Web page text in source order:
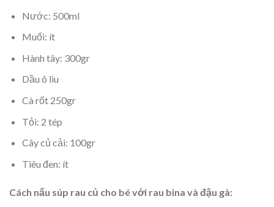
Nước: 500ml
Muối: ít
Hành tây: 300gr
Dầu ô liu
Cà rốt 250gr
Tỏi: 2 tép
Cây củ cải: 100gr
Tiêu đen: ít
Cách nấu súp rau củ cho bé với rau bina và đậu gà: